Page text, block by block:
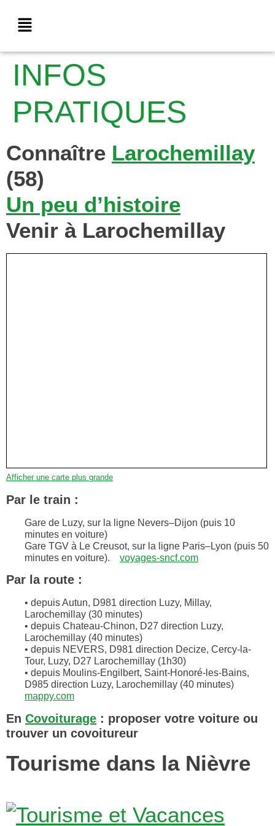
INFOS
PRATIQUES
Connaître Larochemillay
(58)
Un peu d’histoire
Venir à Larochemillay
Afficher une carte plus grande
Par le train :
Gare de Luzy, sur la ligne Nevers–Dijon (puis 10
minutes en voiture)
Gare TGV à Le Creusot, sur la ligne Paris–Lyon (puis 50
minutes en voiture). voyages-sncf.com
Par la route :
• depuis Autun, D981 direction Luzy, Millay,
Larochemillay (30 minutes)
• depuis Chateau-Chinon, D27 direction Luzy,
Larochemillay (40 minutes)
• depuis NEVERS, D981 direction Decize, Cercy-la-
Tour, Luzy, D27 Larochemillay (1h30)
• depuis Moulins-Engilbert, Saint-Honoré-les-Bains,
D985 direction Luzy, Larochemillay (40 minutes)
mappy.com
En Covoiturage : proposer votre voiture ou
trouver un covoitureur
Tourisme dans la Nièvre